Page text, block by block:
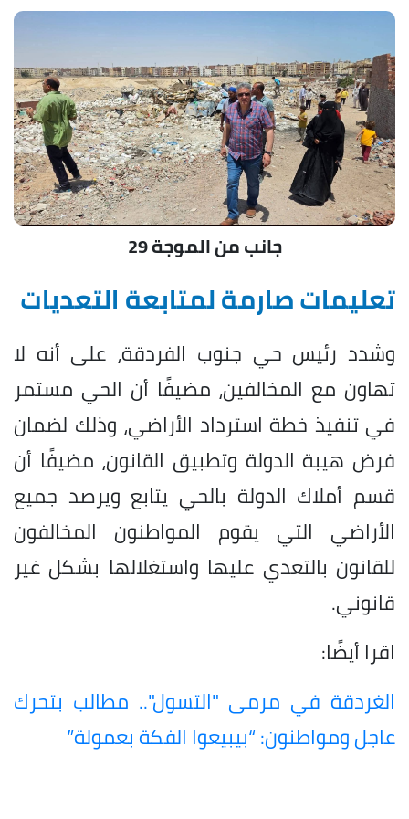
جانب من الموجة 29
تعليمات صارمة لمتابعة التعديات
وشدد رئيس حي جنوب الفردقة، على أنه لا
تهاون مع المخالفين، مضيفًا أن الحي مستمر
في تنفيذ خطة استرداد الأراضي، وذلك لضمان
فرض هيبة الدولة وتطبيق القانون، مضيفًا أن
قسم أملاك الدولة بالحي يتابع ويرصد جميع
الأراضي التي يقوم المواطنون المخالفون
للقانون بالتعدي عليها واستغلالها بشكل غير
قانوني.
اقرا أيضًا:
الغردقة في مرمى "التسول".. مطالب بتحرك
عاجل ومواطنون: “بيبيعوا الفكة بعمولة”